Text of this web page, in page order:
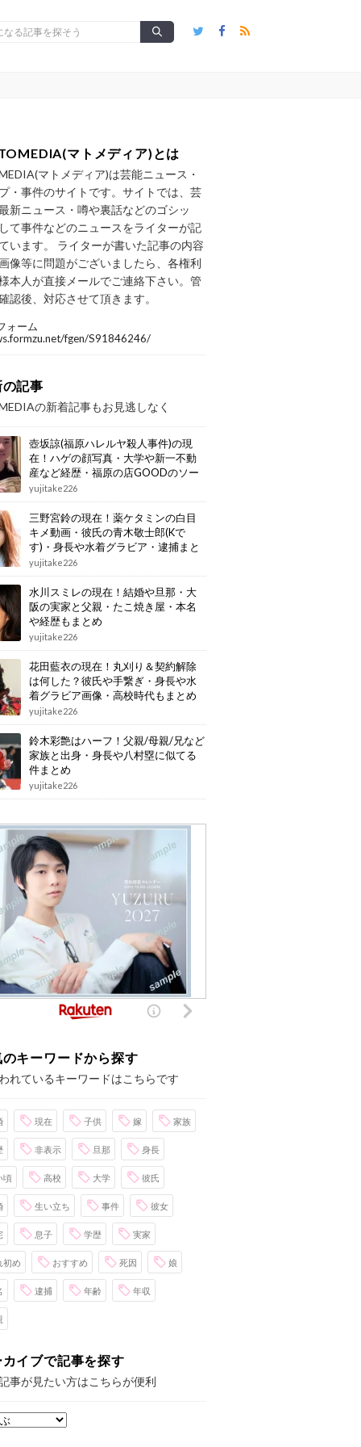
マトメディア)とは
マトメディア)は芸能ニュース・
・事件のサイトです。サイトでは、芸
新ニュース・噂や裏話などのゴシッ
て事件などのニュースをライターが記
います。 ライターが書いた記事の内容
像等に問題がございましたら、各権利
本人が直接メールでご連絡下さい。管
認後、対応させて頂きます。
ォーム
fgen/S91846246/
記事
の新着記事もお見逃しなく
壺坂諒(福原ハレルヤ殺人事件)の現
在！ハゲの顔写真・大学や新一不動
産など経歴・福原の店GOODのソー
プ嬢殺害の動機・爆サイでの犯行予
告もまとめ
yujitake226
三野宮鈴の現在！薬ケタミンの白目
キメ動画・彼氏の青木敬士郎(Kで
す)・身長や水着グラビア・逮捕まと
め
yujitake226
水川スミレの現在！結婚や旦那・大
阪の実家と父親・たこ焼き屋・本名
や経歴もまとめ
yujitake226
花田藍衣の現在！丸刈り＆契約解除
は何した？彼氏や手繋ぎ・身長や水
着グラビア画像・高校時代もまとめ
yujitake226
鈴木彩艶はハーフ！父親/母親/兄など
家族と出身・身長や八村塁に似てる
件まとめ
yujitake226
のキーワードから探す
れているキーワードはこちらです
現在 子供 嫁 家族
非表示 旦那 身長
頃 高校 大学 彼氏
生い立ち 事件 彼女
息子 学歴 実家
初め おすすめ 死因 娘
逮捕 年齢 年収
カイブで記事を探す
事が見たい方はこちらが便利